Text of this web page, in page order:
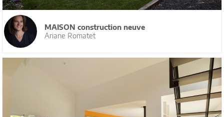
MAISON construction neuve
Ariane Romatet